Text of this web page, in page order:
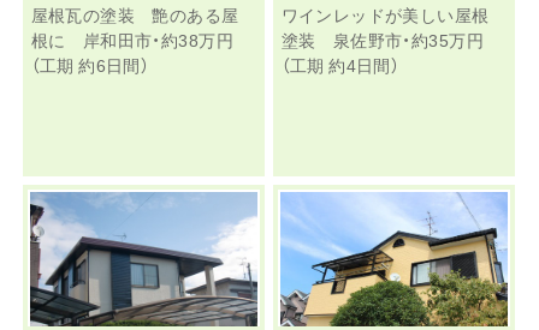
屋根瓦の塗装 艶のある屋
根に 岸和田市・約38万円
（工期 約6日間）
ワインレッドが美しい屋根
塗装 泉佐野市・約35万円
（工期 約4日間）